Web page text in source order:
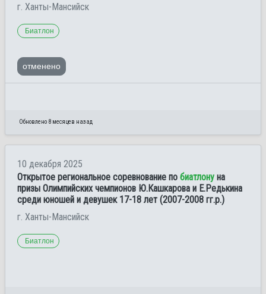
г. Ханты-Мансийск
Биатлон
отменено
Обновлено 8 месяцев назад
10 декабря 2025
Открытое региональное соревнование по биатлону на
призы Олимпийских чемпионов Ю.Кашкарова и Е.Редькина
среди юношей и девушек 17-18 лет (2007-2008 гг.р.)
г. Ханты-Мансийск
Биатлон